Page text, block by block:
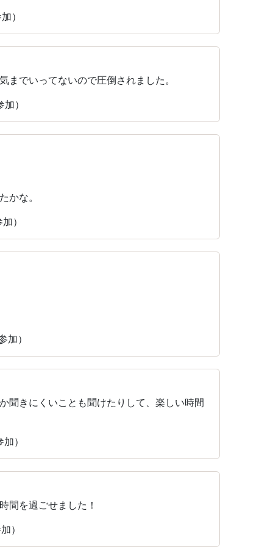
）
でいってないので圧倒されました。
）
かな。
）
）
聞きにくいことも聞けたりして、楽しい時間
）
間を過ごせました！
）